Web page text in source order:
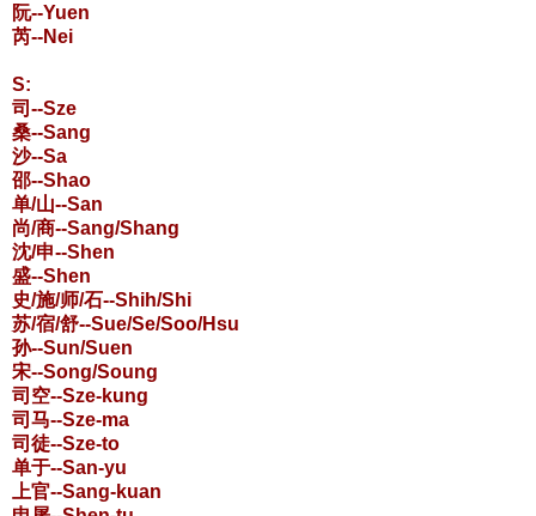
阮--Yuen
芮--Nei
S:
司--Sze
桑--Sang
沙--Sa
邵--Shao
单/山--San
尚/商--Sang/Shang
沈/申--Shen
盛--Shen
史/施/师/石--Shih/Shi
苏/宿/舒--Sue/Se/Soo/Hsu
孙--Sun/Suen
宋--Song/Soung
司空--Sze-kung
司马--Sze-ma
司徒--Sze-to
单于--San-yu
上官--Sang-kuan